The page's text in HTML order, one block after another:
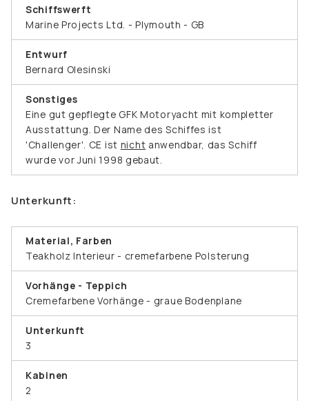
Schiffswerft
Marine Projects Ltd. - Plymouth - GB
Entwurf
Bernard Olesinski
Sonstiges
Eine gut gepflegte GFK Motoryacht mit kompletter
Ausstattung. Der Name des Schiffes ist
'Challenger'. CE ist nicht anwendbar, das Schiff
wurde vor Juni 1998 gebaut.
Unterkunft:
Material, Farben
Teakholz Interieur - cremefarbene Polsterung
Vorhänge - Teppich
Cremefarbene Vorhänge - graue Bodenplane
Unterkunft
3
Kabinen
2